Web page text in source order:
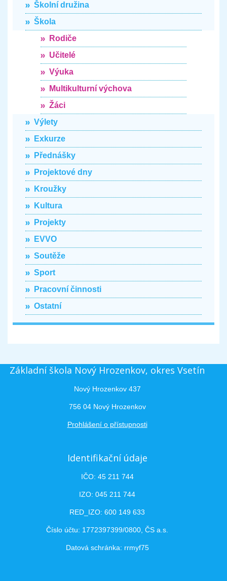
Školní družina
Škola
Rodiče
Učitelé
Výuka
Multikulturní výchova
Žáci
Výlety
Exkurze
Přednášky
Projektové dny
Kroužky
Kultura
Projekty
EVVO
Soutěže
Sport
Pracovní činnosti
Ostatní
Základní škola Nový Hrozenkov, okres Vsetín
Nový Hrozenkov 437
756 04 Nový Hrozenkov
Prohlášení o přístupnosti
Identifikační údaje
IČO: 45 211 744
IZO: 045 211 744
RED_IZO: 600 149 633
Číslo účtu: 1772397399/0800, ČS a.s.
Datová schránka: rrmyf75